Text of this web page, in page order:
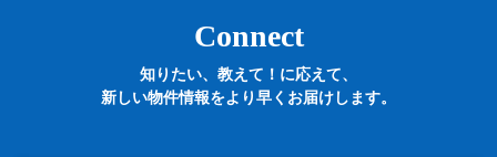
Connect
知りたい、教えて！に応えて、
新しい物件情報をより早くお届けします。